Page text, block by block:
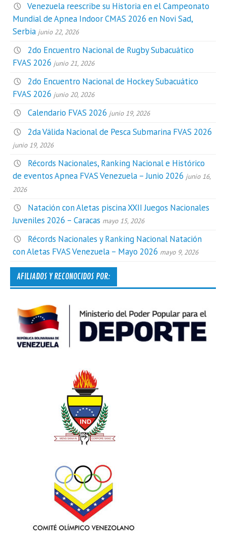
Venezuela reescribe su Historia en el Campeonato
Mundial de Apnea Indoor CMAS 2026 en Novi Sad,
Serbia junio 22, 2026
2do Encuentro Nacional de Rugby Subacuático
FVAS 2026 junio 21, 2026
2do Encuentro Nacional de Hockey Subacuático
FVAS 2026 junio 20, 2026
Calendario FVAS 2026 junio 19, 2026
2da Válida Nacional de Pesca Submarina FVAS 2026
junio 19, 2026
Récords Nacionales, Ranking Nacional e Histórico
de eventos Apnea FVAS Venezuela – Junio 2026 junio 16,
2026
Natación con Aletas piscina XXII Juegos Nacionales
Juveniles 2026 – Caracas mayo 15, 2026
Récords Nacionales y Ranking Nacional Natación
con Aletas FVAS Venezuela – Mayo 2026 mayo 9, 2026
AFILIADOS Y RECONOCIDOS POR: